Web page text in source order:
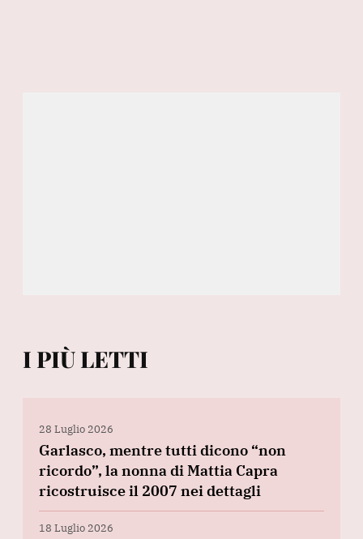
I PIÙ LETTI
28 Luglio 2026
Garlasco, mentre tutti dicono “non
ricordo”, la nonna di Mattia Capra
ricostruisce il 2007 nei dettagli
18 Luglio 2026